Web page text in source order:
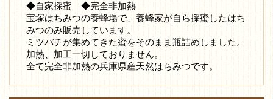
◆自家採蜜 ◆完全非加熱
宝塚はちみつの養蜂場で、養蜂家が自ら採蜜したはち
みつのみ販売しています。
ミツバチが集めてきた蜜をそのまま瓶詰めしました。
加熱、加工一切しておりません。
全て完全非加熱の兵庫県産天然はちみつです。